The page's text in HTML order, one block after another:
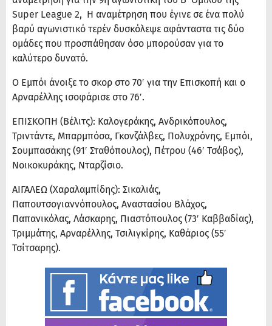
Super League 2, Η αναμέτρηση που έγινε σε ένα πολύ
βαρύ αγωνιστικό τερέν δυσκόλεψε αφάνταστα τις δύο
ομάδες που προσπάθησαν όσο μπορούσαν για το
καλύτερο δυνατό.
Ο Εμπόι άνοιξε το σκορ στο 70′ για την Επισκοπή και ο
Αρναρέλλης ισοφάρισε στο 76′.
ΕΠΙΣΚΟΠΗ (Βέλιτς): Καλογεράκης, Ανδρικόπουλος,
Τριντάντε, Μπαρμπόσα, Γκονζάλβες, Πολυχρόνης, Εμπόι,
Σουμπασάκης (91′ Σταθόπουλος), Πέτρου (46′ Τσάβος),
Νοικοκυράκης, Νταρζίσιο.
ΑΙΓΑΛΕΩ (Χαραλαμπίδης): Σικαλιάς,
Παπουτσογιαννόπουλος, Αναστασίου Βλάχος,
Παπανικόλας, Λάσκαρης, Πιαστόπουλος (73′ Καββαδίας),
Τριμμάτης, Αρναρέλλης, Τσιλιγκίρης, Καθάριος (55′
Τσίτσαρης).